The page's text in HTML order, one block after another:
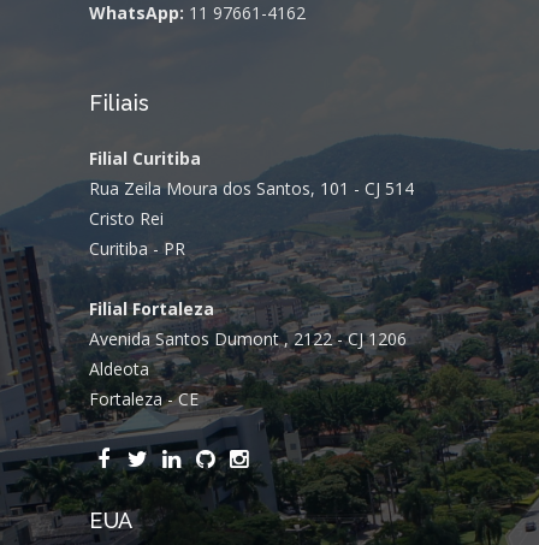
WhatsApp: 11 97661-4162
Filiais
Filial Curitiba
Rua Zeila Moura dos Santos, 101 - CJ 514
Cristo Rei
Curitiba - PR
Filial Fortaleza
Avenida Santos Dumont , 2122 - CJ 1206
Aldeota
Fortaleza - CE
EUA